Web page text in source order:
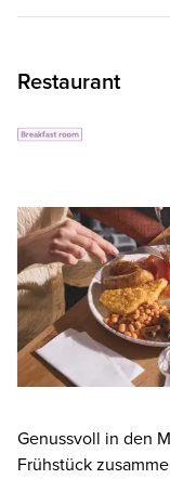
Restaurant
Genussvoll in den
Frühstück